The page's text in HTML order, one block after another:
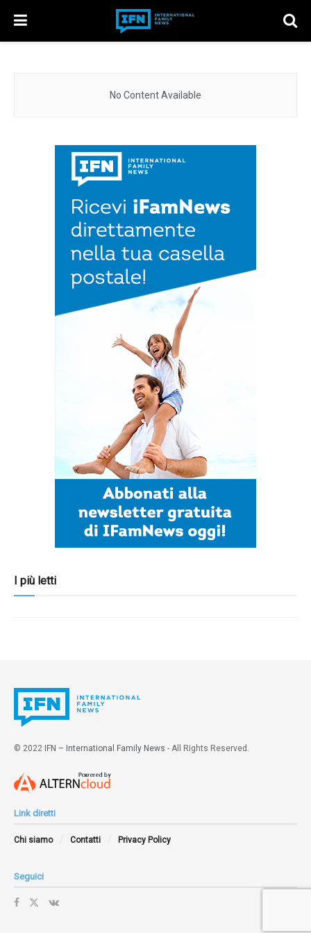
No Content Available
I più letti
© 2022 IFN – International Family News - All Rights Reserved.
Link diretti
Chi siamo Contatti Privacy Policy
Seguici